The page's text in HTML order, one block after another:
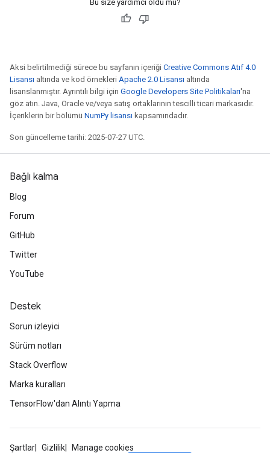
Bu size yardımcı oldu mu?
Aksi belirtilmediği sürece bu sayfanın içeriği Creative Commons Atıf 4.0
Lisansı altında ve kod örnekleri Apache 2.0 Lisansı altında
lisanslanmıştır. Ayrıntılı bilgi için Google Developers Site Politikaları'na
göz atın. Java, Oracle ve/veya satış ortaklarının tescilli ticari markasıdır.
İçeriklerin bir bölümü NumPy lisansı kapsamındadır.
Son güncelleme tarihi: 2025-07-27 UTC.
Bağlı kalma
Blog
Forum
GitHub
Twitter
YouTube
Destek
Sorun izleyici
Sürüm notları
Stack Overflow
Marka kuralları
TensorFlow'dan Alıntı Yapma
Şartlar Gizlilik
Manage cookies